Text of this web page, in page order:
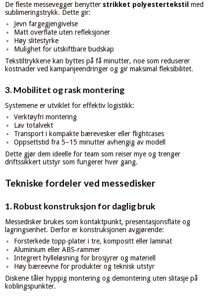
De fleste messevegger benytter strikket polyestertekstil med
sublimeringstrykk. Dette gir:
Jevn fargegjengivelse
Matt overflate uten refleksjoner
Høy slitestyrke
Mulighet for utskiftbare budskap
Tekstiltrykkene kan byttes på få minutter, noe som reduserer
kostnader ved kampanjeendringer og gir maksimal fleksibilitet.
3. Mobilitet og rask montering
Systemene er utviklet for effektiv logistikk:
Verktøyfri montering
Lav totalvekt
Transport i kompakte bærevesker eller flightcases
Oppsettstid fra 5–15 minutter avhengig av modell
Dette gjør dem ideelle for team som reiser mye og trenger
driftssikkert utstyr som fungerer hver gang.
Tekniske fordeler ved messedisker
1. Robust konstruksjon for daglig bruk
Messedisker brukes som kontaktpunkt, presentasjonsflate og
lagringsenhet. Derfor er konstruksjonen avgjørende:
Forsterkede topp-plater i tre, kompositt eller laminat
Aluminium eller ABS‑rammer
Integrert hylleløsning for brosjyrer og materiell
Høy bæreevne for produkter og teknisk utstyr
Diskene tåler hyppig montering og demontering uten slitasje på
koblingspunkter.